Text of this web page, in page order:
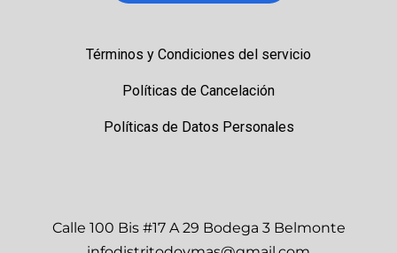
Términos y Condiciones del servicio
Políticas de Cancelación
Políticas de Datos Personales
Calle 100 Bis #17 A 29 Bodega 3 Belmonte